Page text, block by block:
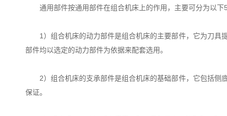
通用部件按通用部件在组合机床上的作用，主要可分为以下
1）组合机床的动力部件是组合机床的主要部件，它为刀具
部件均以选定的动力部件为依据来配套选用。
2）组合机床的支承部件是组合机床的基础部件，它包括侧
保证。